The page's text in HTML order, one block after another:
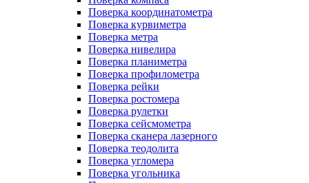
Поверка координатометра
Поверка курвиметра
Поверка метра
Поверка нивелира
Поверка планиметра
Поверка профилометра
Поверка рейки
Поверка ростомера
Поверка рулетки
Поверка сейсмометра
Поверка сканера лазерного
Поверка теодолита
Поверка угломера
Поверка угольника